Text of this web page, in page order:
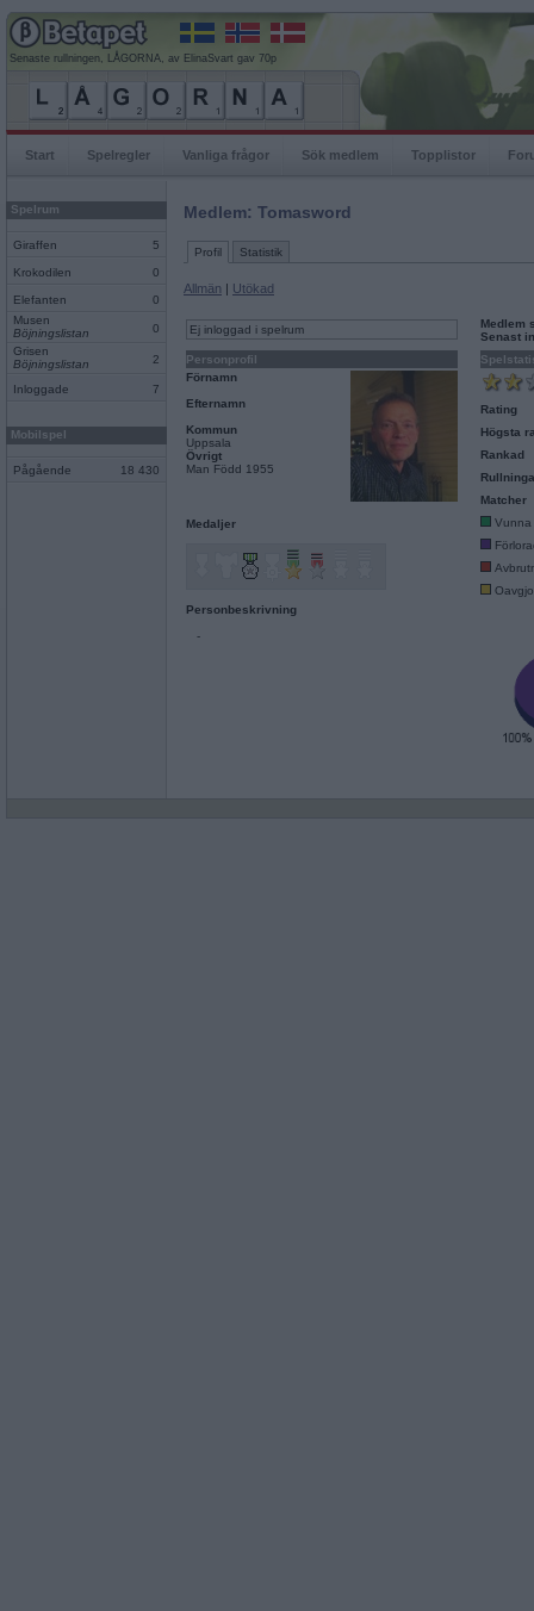
Senaste rullningen, LÅGORNA, av ElinaSvart gav 70p
Start Spelregler Vanliga frågor Sök medlem Topplistor
Spelrum
Giraffen 5
Krokodilen 0
Elefanten
0
Musen
Böjningslistan
0
Grisen
Böjningslistan
2
Inloggade 7
Mobilspel
Pågående 18 430
Medlem: Tomasword
Profil Statistik
Allmän | Utökad
Ej inloggad i spelrum
Personprofil
Förnamn
Efternamn
Kommun
Uppsala
Övrigt
Man Född 1955
Medaljer
Personbeskrivning
-
Medlem
Senast
Rating
Högsta
Rankad
Matcher
Vunna